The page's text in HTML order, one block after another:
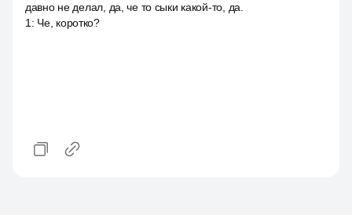
давно не делал, да, че то сыки какой-то, да.
1 : Че, коротко?